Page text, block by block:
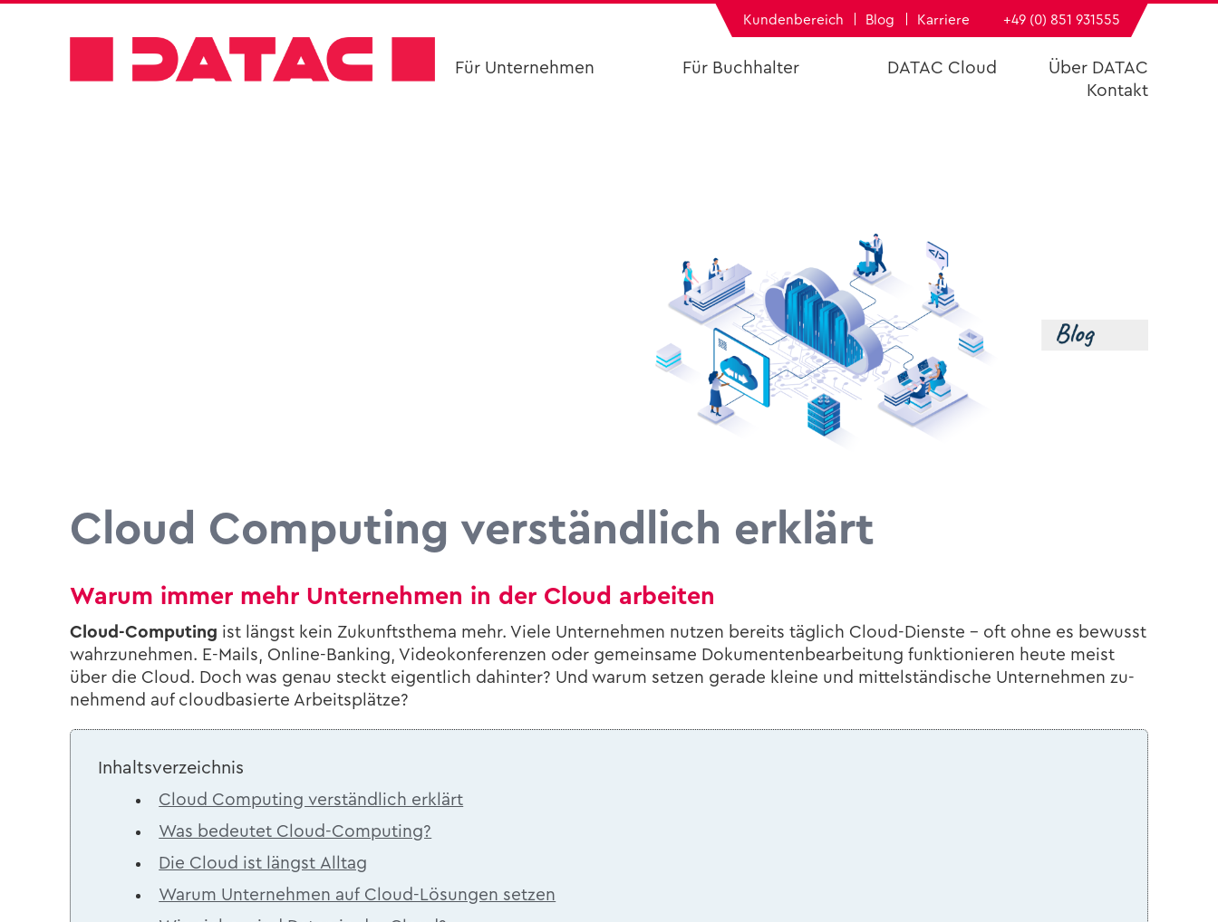
Kun­den­be­reich Blog Kar­rie­re +49 (0) 851 931555
Für Un­ter­neh­men Für Buch­hal­ter DATAC Cloud
Über DATAC
Kon­takt
Cloud Com­pu­ting ver­ständ­lich er­klärt
Warum immer mehr Un­ter­neh­men in der Cloud ar­bei­ten
Cloud-​Computing ist längst kein Zu­kunfts­the­ma mehr. Viele Un­ter­neh­men nut­zen be­reits täg­lich Cloud-​Dienste – oft ohne es be­wusst
wahr­zu­neh­men. E-​Mails, Online-​Banking, Vi­deo­kon­fe­ren­zen oder ge­mein­sa­me Do­ku­men­ten­be­ar­bei­tung funk­tio­nie­ren heute meist
über die Cloud. Doch was genau steckt ei­gent­lich da­hin­ter? Und warum set­zen ge­ra­de klei­ne und mit­tel­stän­di­sche Un­ter­neh­men zu­
neh­mend auf cloud­ba­sier­te Ar­beits­plät­ze?
In­halts­ver­zeich­nis
Cloud Com­pu­ting ver­ständ­lich er­klärt
Was be­deu­tet Cloud-​Computing?
Die Cloud ist längst All­tag
Warum Un­ter­neh­men auf Cloud-​Lösungen set­zen